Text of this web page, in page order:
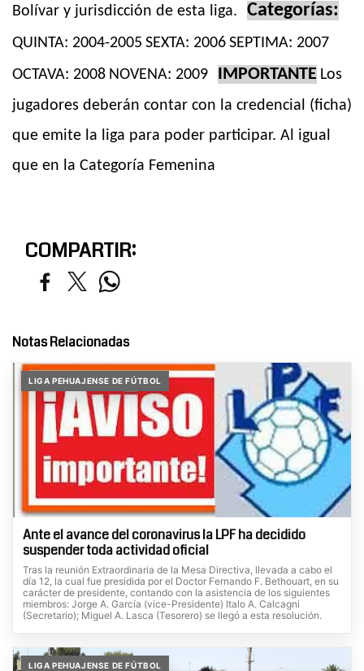
Bolívar y jurisdicción de esta liga. Categorías:
QUINTA: 2004-2005 SEXTA: 2006 SEPTIMA: 2007
OCTAVA: 2008 NOVENA: 2009 IMPORTANTE Los
jugadores deberán contar con la credencial (ficha)
que emite la liga para poder participar. Al igual
que en la Categoría Femenina
COMPARTIR:
Notas Relacionadas
LIGA PEHUAJENSE DE FÚTBOL
Ante el avance del coronavirus la LPF ha decidido
suspender toda actividad oficial
Tras la reunión Extraordinaria de la Mesa Directiva, llevada a cabo el
día 12, la cual fue presidida por el Doctor Fernando F. Bethouart, en su
carácter de presidente, contando con la asistencia de los siguientes
miembros: Jorge A. García (vice-Presidente) Italo A. Calcagni
(Secretario); Miguel A. Lasca (Tesorero) se llegó a esta resolución.
LIGA PEHUAJENSE DE FÚTBOL